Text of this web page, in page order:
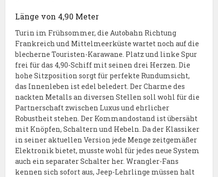
Länge von 4,90 Meter
Turin im Frühsommer, die Autobahn Richtung
Frankreich und Mittelmeerküste wartet noch auf die
blecherne Touristen-Karawane. Platz und linke Spur
frei für das 4,90-Schiff mit seinen drei Herzen. Die
hohe Sitzposition sorgt für perfekte Rundumsicht,
das Innenleben ist edel beledert. Der Charme des
nackten Metalls an diversen Stellen soll wohl für die
Partnerschaft zwischen Luxus und ehrlicher
Robustheit stehen. Der Kommandostand ist übersäht
mit Knöpfen, Schaltern und Hebeln. Da der Klassiker
in seiner aktuellen Version jede Menge zeitgemäßer
Elektronik bietet, musste wohl für jedes neue System
auch ein separater Schalter her. Wrangler-Fans
kennen sich sofort aus, Jeep-Lehrlinge müssen halt